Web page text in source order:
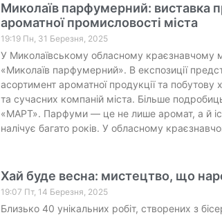
Миколаїв парфумерний: виставка
ароматної промисловості міста
19:19 Пн, 31 Березня, 2025
У Миколаївському обласному краєзнавчому
«Миколаїв парфумерний». В експозиції
асортимент ароматної продукції та побутову
та сучасних компаній міста. Більше
«МАРТ». Парфуми — це не лише аромат, а й
налічує багато років. У обласному
Хай буде весна: мистецтво, що
19:07 Пт, 14 Березня, 2025
Близько 40 унікальних робіт, створених з